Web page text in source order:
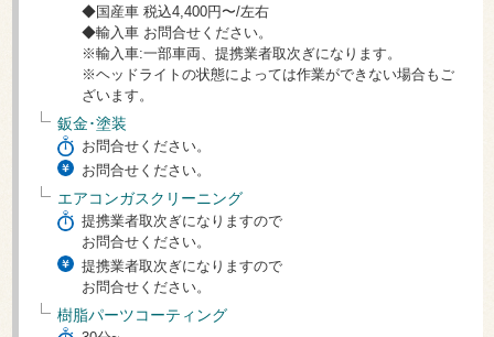
◆国産車 税込4,400円〜/左右
◆輸入車 お問合せください。
※輸入車:一部車両、提携業者取次ぎになります。
※ヘッドライトの状態によっては作業ができない場合もご
ざいます。
鈑金･塗装
お問合せください。
お問合せください。
エアコンガスクリーニング
提携業者取次ぎになりますので
お問合せください。
提携業者取次ぎになりますので
お問合せください。
樹脂パーツコーティング